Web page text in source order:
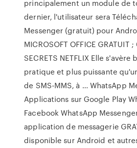
principalement un module de
dernier, l'utilisateur sera
Messenger (gratuit) pour
MICROSOFT OFFICE GRATUIT ;
SECRETS NETFLIX Elle
pratique et plus puissante
de SMS-MMS, à … WhatsApp
Applications sur Google Play
Facebook WhatsApp
application de messagerie
disponible sur Android et